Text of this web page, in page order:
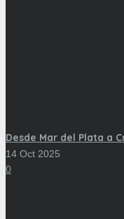
Desde Mar del Plata a
14 Oct 2025
0